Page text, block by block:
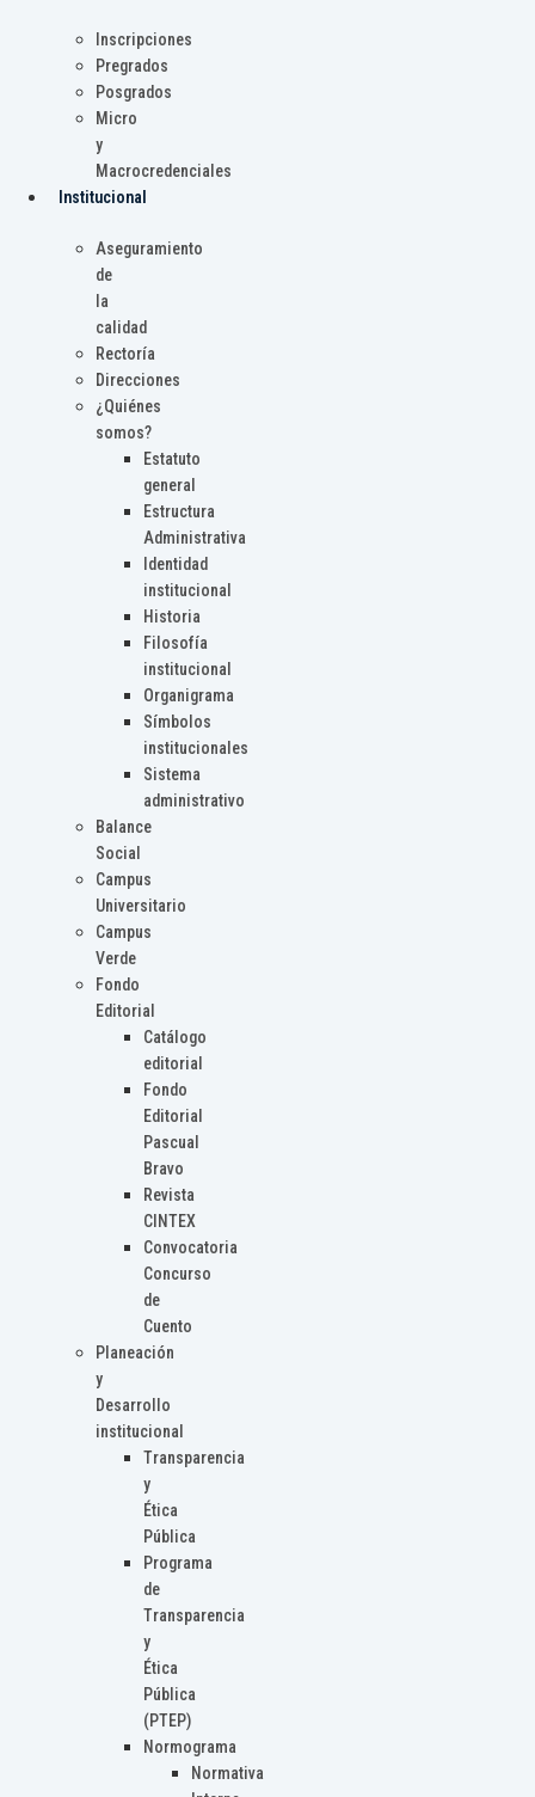
Inscripciones
Pregrados
Posgrados
Micro
y
Macrocredenciales
Institucional
Aseguramiento
de
la
calidad
Rectoría
Direcciones
¿Quiénes
somos?
Estatuto
general
Estructura
Administrativa
Identidad
institucional
Historia
Filosofía
institucional
Organigrama
Símbolos
institucionales
Sistema
administrativo
Balance
Social
Campus
Universitario
Campus
Verde
Fondo
Editorial
Catálogo
editorial
Fondo
Editorial
Pascual
Bravo
Revista
CINTEX
Convocatoria
Concurso
de
Cuento
Planeación
y
Desarrollo
institucional
Transparencia
y
Ética
Pública
Programa
de
Transparencia
y
Ética
Pública
(PTEP)
Normograma
Normativa